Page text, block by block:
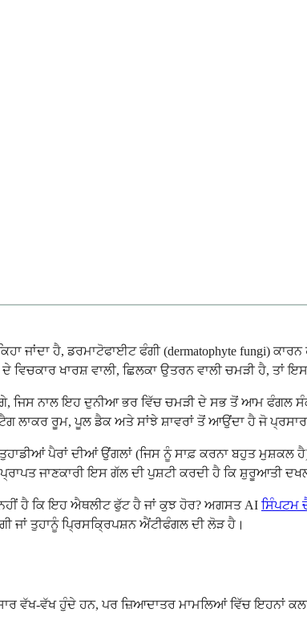
ਜਾਂਦਾ ਹੈ, ਡਰਮਾਟੋਫਾਈਟ ਫੰਗੀ (dermatophyte fungi)
ਖਾਰਸ਼ ਵਾਲੀ, ਛਿਲਕਾ ਉਤਰਨ ਵਾਲੀ ਚਮੜੀ ਹੈ, ਤਾਂ
ਜਿਸ ਨਾਲ ਇਹ ਦੁਨੀਆ ਭਰ ਵਿੱਚ ਚਮੜੀ ਦੇ ਸਭ ਤੋਂ ਆਮ ਫੰਗਲ
ਲਾਕਰ ਰੂਮ, ਪੂਲ ਡੈਕ ਅਤੇ ਸਾਂਝੇ ਸ਼ਾਵਰਾਂ ਤੋਂ ਆਉਂਦਾ ਹੈ ਜੋ
ਪੈਰਾਂ ਦੀਆਂ ਉਂਗਲਾਂ (ਜਿਸ ਨੂੰ ਸਾਫ਼ ਕਰਨਾ ਬਹੁਤ ਮੁਸ਼ਕਲ
ਜਾਣਕਾਰੀ ਇਸ ਗੱਲ ਦੀ ਪੁਸ਼ਟੀ ਕਰਦੀ ਹੈ ਕਿ ਸ਼ੁਰੂਆਤੀ
ਹੈ ਕਿ ਇਹ ਐਥਲੀਟ ਫੁੱਟ ਹੈ ਜਾਂ ਕੁਝ ਹੋਰ? ਅਗਸਤ AI ਸਿੰਪਟਮ
ਜਾਂ ਤੁਹਾਨੂੰ ਪ੍ਰਿਸਕ੍ਰਿਪਸ਼ਨ ਐਂਟੀਫੰਗਲ ਦੀ ਲੋੜ ਹੈ।
ਵੱਖ ਹੁੰਦੇ ਹਨ, ਪਰ ਜ਼ਿਆਦਾਤਰ ਮਾਮਲਿਆਂ ਵਿੱਚ ਇਹਨਾਂ